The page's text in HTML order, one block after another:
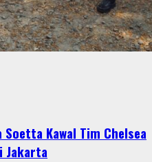
Kawal Tim Chelsea
Jakarta